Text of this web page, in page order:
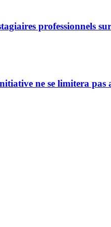
professionnels
ne se limitera pas